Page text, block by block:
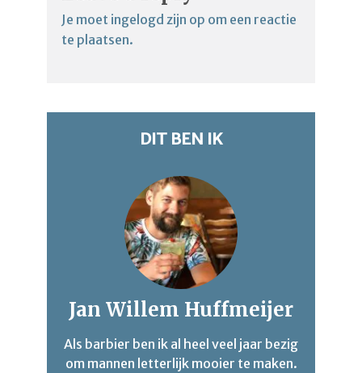
Je moet ingelogd zijn op om een reactie
te plaatsen.
DIT BEN IK
Jan Willem Huffmeijer
Als barbier ben ik al heel veel jaar bezig
om mannen letterlijk mooier te maken.